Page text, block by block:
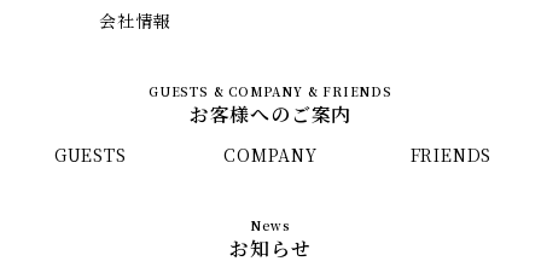
会社情報
お客様へのご案内
GUESTS COMPANY FRIENDS
お知らせ